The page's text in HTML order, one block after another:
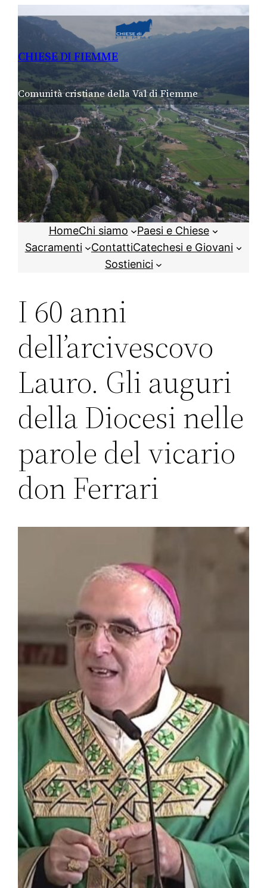
CHIESE DI FIEMME
Comunità cristiane della Val di Fiemme
HomeChi siamo
Paesi e Chiese
Sacramenti
ContattiCatechesi e Giovani
Sostienici
I 60 anni
dell’arcivescovo
Lauro. Gli auguri
della Diocesi nelle
parole del vicario
don Ferrari